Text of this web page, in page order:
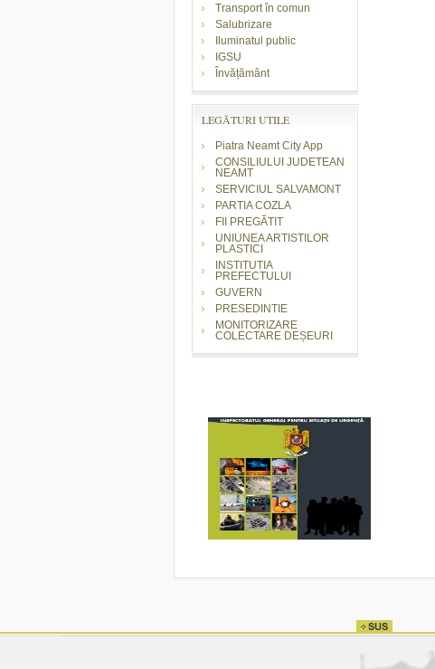
Transport în comun
Salubrizare
Iluminatul public
IGSU
Învățământ
LEGĂTURI UTILE
Piatra Neamt City App
CONSILIULUI JUDETEAN
NEAMT
SERVICIUL SALVAMONT
PARTIA COZLA
FII PREGĂTIT
UNIUNEA ARTISTILOR
PLASTICI
INSTITUTIA
PREFECTULUI
GUVERN
PRESEDINTIE
MONITORIZARE
COLECTARE DEȘEURI